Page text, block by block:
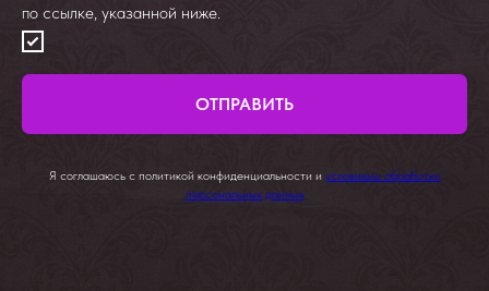
по ссылке, указанной ниже.
ОТПРАВИТЬ
Я соглашаюсь с политикой конфиденциальности и условиями обработки
персональных данных